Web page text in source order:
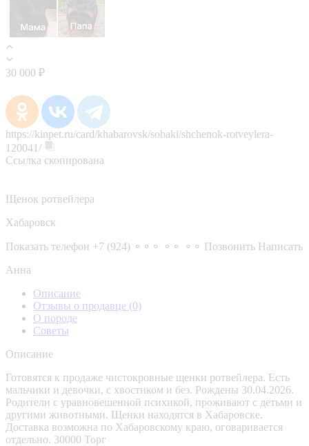
30 000 ₽
https://kinpet.ru/card/khabarovsk/sobaki/shchenok-rotveylera-
120041/
Ссылка скопирована
Щенок ротвейлера
Хабаровск
Показать телефон +7 (924) ⚬⚬⚬ ⚬⚬ ⚬⚬ Позвонить Написать
Анна
Описание
Отзывы о продавце (0)
О породе
Советы
Описание
Готовятся к продаже чистокровные щенки ротвейлера. Есть
мальчики и девочки, с хвостиком и без. Рождены 30.04.2026.
Родители с уравновешенной психикой, проживают с детьми и
другими животными. Щенки находятся в Хабаровске.
Доставка возможна по Хабаровскому краю, оговаривается
отдельно. 30000 Торг